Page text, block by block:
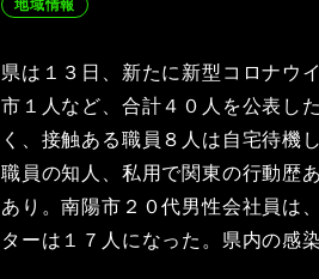
地域情報
県は１３日、新たに新型コロナウ
市１人など、合計４０人を公表し
く、接触ある職員８人は自宅待機
職員の知人、私用で関東の行動歴
あり。南陽市２０代男性会社員は
ターは１７人になった。県内の感